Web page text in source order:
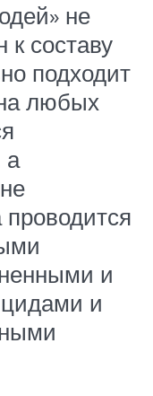
не
к составу
подходит
любых
а
и
и